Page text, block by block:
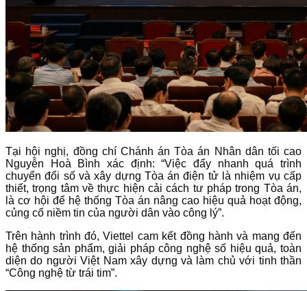
​Tại hội nghị, đồng chí Chánh án Tòa án Nhân dân tối cao
Nguyễn Hoà Bình xác định: “Việc đẩy nhanh quá trình
chuyển đổi số và xây dựng Tòa án điện tử là nhiệm vụ cấp
thiết, trọng tâm về thực hiện cải cách tư pháp trong Tòa án,
là cơ hội để hệ thống Tòa án nâng cao hiệu quả hoạt động,
củng cố niềm tin của người dân vào công lý”.
Trên hành trình đó, Viettel cam kết đồng hành và mang đến
hệ thống sản phẩm, giải pháp công nghệ số hiệu quả, toàn
diện do người Việt Nam xây dựng và làm chủ với tinh thần
“Công nghệ từ trái tim”.